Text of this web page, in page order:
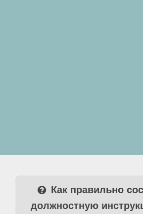
Как правильно
должностную